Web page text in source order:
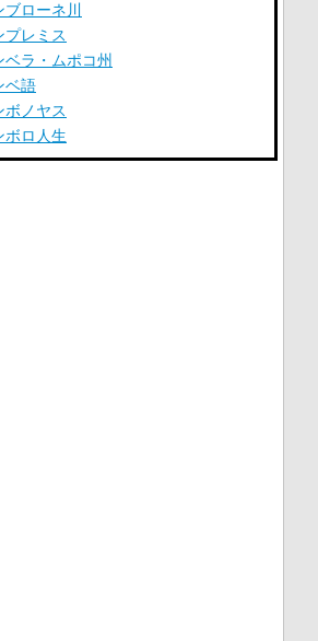
ブローネ川
プレミス
ベラ・ムポコ州
ベ語
ボノヤス
ボロ人生